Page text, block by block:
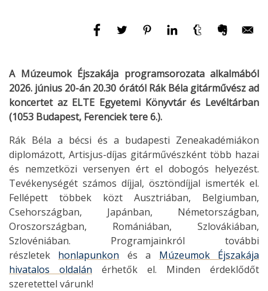
A Múzeumok Éjszakája programsorozata alkalmából
2026. június 20-án 20.30 órától Rák Béla gitárművész ad
koncertet az ELTE Egyetemi Könyvtár és Levéltárban
(1053 Budapest, Ferenciek tere 6.).
Rák Béla a bécsi és a budapesti Zeneakadémiákon
diplomázott, Artisjus-díjas gitárművészként több hazai
és nemzetközi versenyen ért el dobogós helyezést.
Tevékenységét számos díjjal, ösztöndíjjal ismerték el.
Fellépett többek közt Ausztriában, Belgiumban,
Csehországban, Japánban, Németországban,
Oroszországban, Romániában, Szlovákiában,
Szlovéniában. Programjainkról további
részletek honlapunkon és a Múzeumok Éjszakája
hivatalos oldalán érhetők el. Minden érdeklődőt
szeretettel várunk!